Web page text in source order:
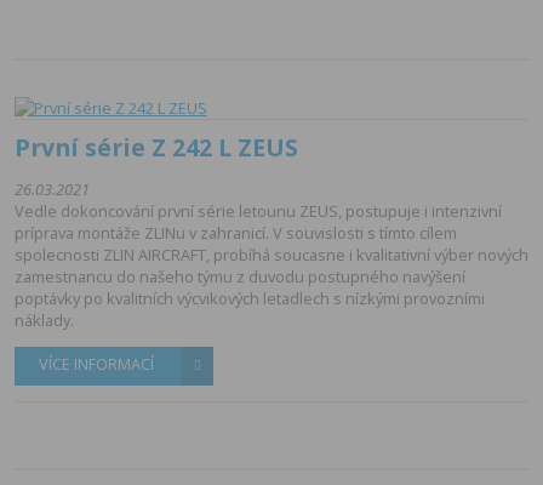
První série Z 242 L ZEUS
26.03.2021
Vedle dokoncování první série letounu ZEUS, postupuje i intenzivní
príprava montáže ZLINu v zahranicí. V souvislosti s tímto cílem
spolecnosti ZLIN AIRCRAFT, probíhá soucasne i kvalitativní výber nových
zamestnancu do našeho týmu z duvodu postupného navýšení
poptávky po kvalitních výcvikových letadlech s nízkými provozními
náklady.
VÍCE INFORMACÍ